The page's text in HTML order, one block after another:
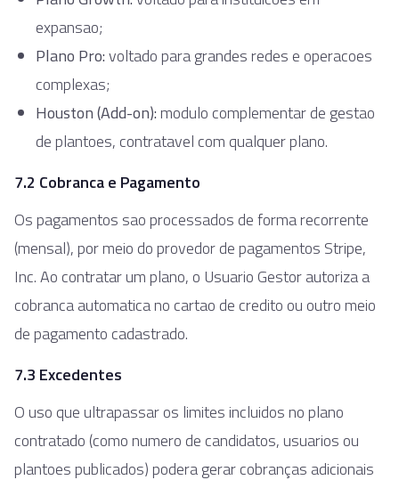
expansao;
Plano Pro:voltado para grandes redes e operacoes
complexas;
Houston (Add-on):modulo complementar de gestao
de plantoes, contratavel com qualquer plano.
7.2 Cobranca e Pagamento
Os pagamentos sao processados de forma recorrente
(mensal), por meio do provedor de pagamentos Stripe,
Inc. Ao contratar um plano, o Usuario Gestor autoriza a
cobranca automatica no cartao de credito ou outro meio
de pagamento cadastrado.
7.3 Excedentes
O uso que ultrapassar os limites incluidos no plano
contratado (como numero de candidatos, usuarios ou
plantoes publicados) podera gerar cobranças adicionais